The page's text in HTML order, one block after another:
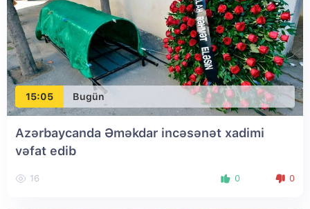
15:05 Bugün
Azərbaycanda Əməkdar incəsənət xadimi
vəfat edib
16 0 0